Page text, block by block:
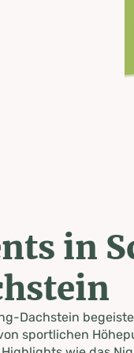
in
Dachstein
sportlichen